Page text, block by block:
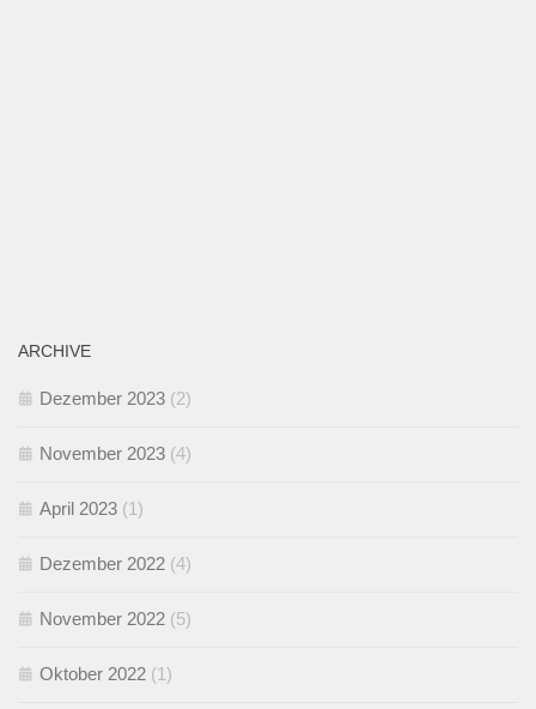
ARCHIVE
Dezember 2023 (2)
November 2023 (4)
April 2023 (1)
Dezember 2022 (4)
November 2022 (5)
Oktober 2022 (1)